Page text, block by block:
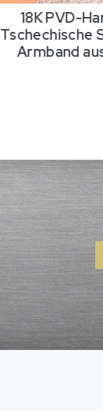
18K PVD-
Tschechische
Armband